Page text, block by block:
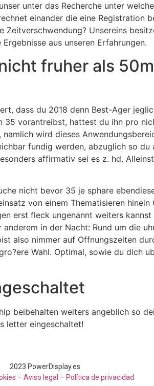
unter das Recherche unter
einander die eine Registration
Unsereins
aus unseren Erfahrungen.
fruher als
dass du 2018 denn Best-Ager
35 vorantreibst, hattest du ihn pro
wird dieses
fundig werden, abzuglich so du
affirmativ sei es z. hd.
nicht bevor 35 je sphare
von einem Thematisieren
erst fleck ungenannt weiters
in der Nacht: Rund um die
also nimmer auf Offnungszeiten
Wahl. Optimal, sowie du dich
beibehalten weiters angeblich so
letter eingeschaltet!
2023 PowerDisplay.es
– Aviso legal – Política de privacidad